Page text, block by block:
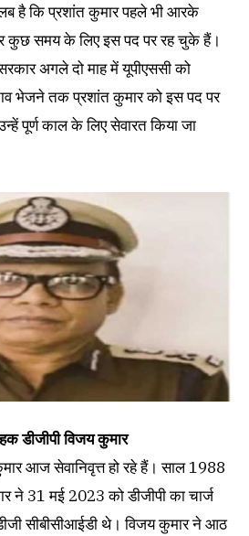
है कि प्रशांत कुमार पहले भी आरके
पर कुछ समय के लिए इस पद पर रह चुके हैं।
अगले दो माह में यूपीएससी को
भेजने तक प्रशांत कुमार को इस पद पर
पूर्ण काल के लिए सेवारत किया जा
डीजीपी विजय कुमार
आज सेवानिवृत्त हो रहे हैं। साल 1988
ने 31 मई 2023 को डीजीपी का चार्ज
सीबीसीआईडी थे। विजय कुमार ने आठ